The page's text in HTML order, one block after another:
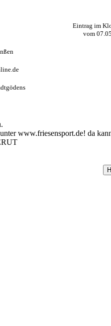
Eintrag im
vom
www.friesensport.de! da